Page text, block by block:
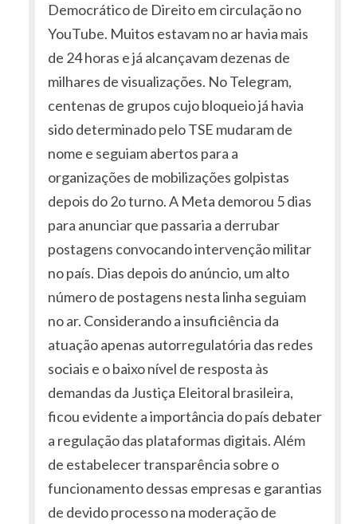
Democrático de Direito em circulação no
YouTube. Muitos estavam no ar havia mais
de 24 horas e já alcançavam dezenas de
milhares de visualizações. No Telegram,
centenas de grupos cujo bloqueio já havia
sido determinado pelo TSE mudaram de
nome e seguiam abertos para a
organizações de mobilizações golpistas
depois do 2o turno. A Meta demorou 5 dias
para anunciar que passaria a derrubar
postagens convocando intervenção militar
no país. Dias depois do anúncio, um alto
número de postagens nesta linha seguiam
no ar. Considerando a insuficiência da
atuação apenas autorregulatória das redes
sociais e o baixo nível de resposta às
demandas da Justiça Eleitoral brasileira,
ficou evidente a importância do país debater
a regulação das plataformas digitais. Além
de estabelecer transparência sobre o
funcionamento dessas empresas e garantias
de devido processo na moderação de